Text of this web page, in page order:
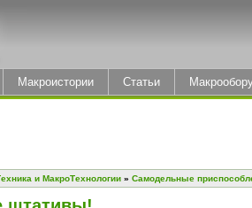
Макроистории Статьи
и МакроТехнологии » Самодельные